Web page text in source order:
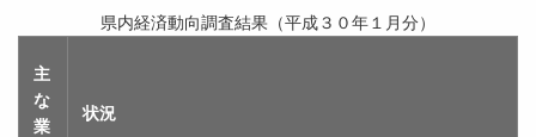
主
な
業
状況
県内経済動向調査結果（平成３０年１月分）